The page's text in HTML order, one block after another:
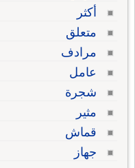
أكثر
متعلق
مرادف
عامل
شجرة
مثير
قماش
جهاز